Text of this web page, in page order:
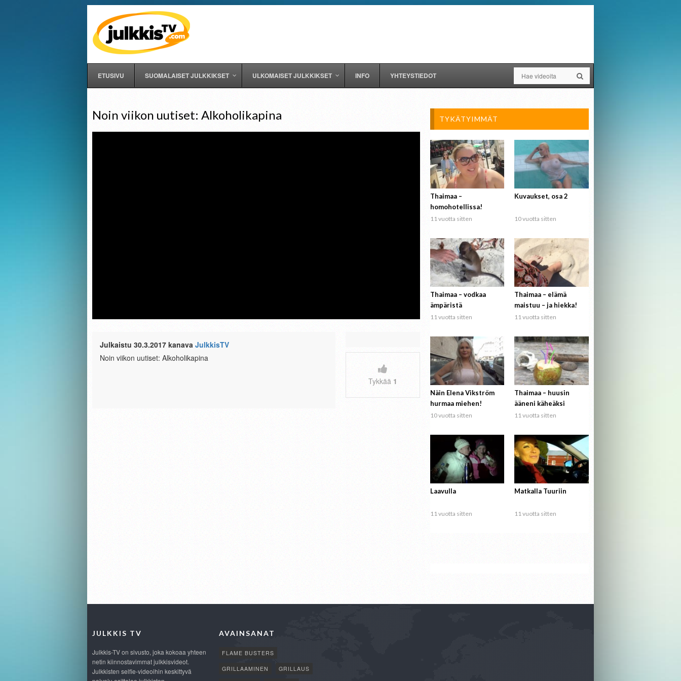
ETUSIVU SUOMALAISET JULKKIKSET ULKOMAISET JULKKIKSET INFO YHTEYSTIEDOT
Noin viikon uutiset: Alkoholikapina
Julkaistu 30.3.2017 kanava JulkkisTV
Noin viikon uutiset: Alkoholikapina
Tykkää 1
TYKÄTYIMMÄT
Thaimaa –
homohotellissa!
11 vuotta sitten
Kuvaukset, osa 2
10 vuotta sitten
Thaimaa – vodkaa
ämpäristä
11 vuotta sitten
Thaimaa – elämä
maistuu – ja hiekka!
11 vuotta sitten
Näin Elena Vikström
hurmaa miehen!
10 vuotta sitten
Thaimaa – huusin
ääneni käheäksi
11 vuotta sitten
Laavulla
11 vuotta sitten
Matkalla Tuuriin
11 vuotta sitten
JULKKIS TV
Julkkis-TV on sivusto, joka kokoaa yhteen
netin kiinnostavimmat julkkisvideot.
Julkkisten selfie-videoihin keskittyvä
AVAINSANAT
FLAME BUSTERS
GRILLAAMINEN GRILLAUS